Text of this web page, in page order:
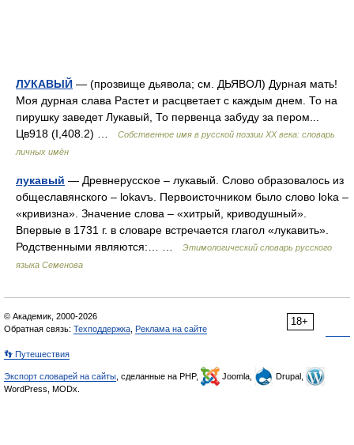
ЛУКАВЫЙ — (прозвище дьявола; см. ДЬЯВОЛ) Дурная мать!
Моя дурная слава Растет и расцветает с каждым днем. То на
пирушку заведет Лукавый, То первенца забуду за пером...
Цв918 (I,408.2) …
Собственное имя в русской поэзии XX века: словарь
личных имён
лукавый — Древнерусское – лукавый. Слово образовалось из
общеславянского – lokavъ. Первоисточником было слово loka –
«кривизна». Значение слова – «хитрый, криводушный».
Впервые в 1731 г. в словаре встречается глагол «лукавить».
Родственными являются:… …
Этимологический словарь русского
языка Семенова
18+
© Академик, 2000-2026
Обратная связь: Техподдержка Реклама на сайте
👣 Путешествия
Экспорт словарей на сайты , сделанные на PHP, Joomla,
Drupal,
WordPress, MODx.